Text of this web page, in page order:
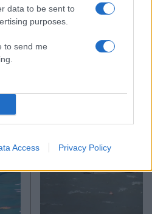
data to be sent to
purposes.
to send me
Access Privacy Policy